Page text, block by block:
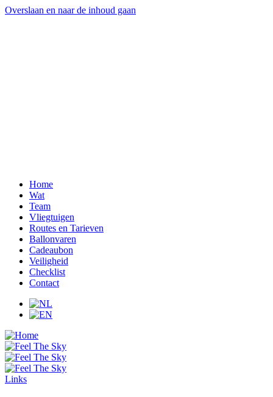
Overslaan en naar de inhoud gaan
Home
Wat
Team
Vliegtuigen
Routes en Tarieven
Ballonvaren
Cadeaubon
Veiligheid
Checklist
Contact
Links